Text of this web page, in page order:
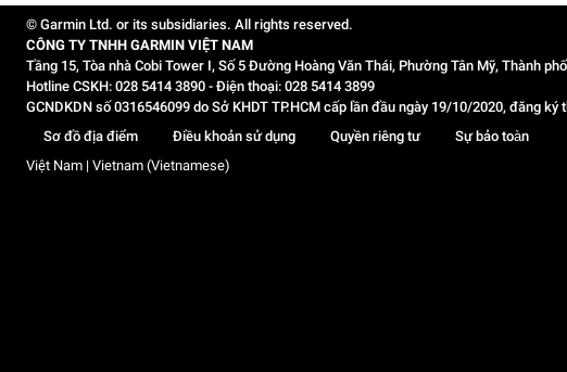
© Garmin Ltd. or its subsidiaries. All rights reserved.
CÔNG TY TNHH GARMIN VIỆT NAM
Tầng 15, Tòa nhà Cobi Tower I, Số 5 Đường Hoàng Văn Thái, Phường Tân Mỹ, Thành
Hotline CSKH: 028 5414 3890 - Điện thoại: 028 5414 3899
GCNDKDN số 0316546099 do Sở KHDT TP.HCM cấp lần đầu ngày 19/10/2020, đăng
Sơ đồ địa điểm
Điều khoản sử dụng Quyền riêng tư
Sự bảo toàn
Việt Nam | Vietnam (Vietnamese)